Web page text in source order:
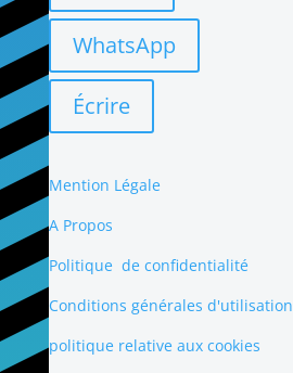
WhatsApp
Écrire
Mention Légale
A Propos
Politique de confidentialité
Conditions générales d'utilisation
politique relative aux cookies